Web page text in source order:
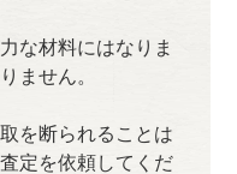
な材料にはなりま
ません。
を断られることは
定を依頼してくだ